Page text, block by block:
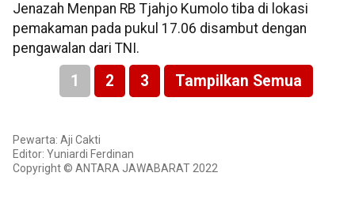
Jenazah Menpan RB Tjahjo Kumolo tiba di lokasi
pemakaman pada pukul 17.06 disambut dengan
pengawalan dari TNI.
1 2 3 Tampilkan Semua
Pewarta: Aji Cakti
Editor: Yuniardi Ferdinan
Copyright © ANTARA JAWABARAT 2022